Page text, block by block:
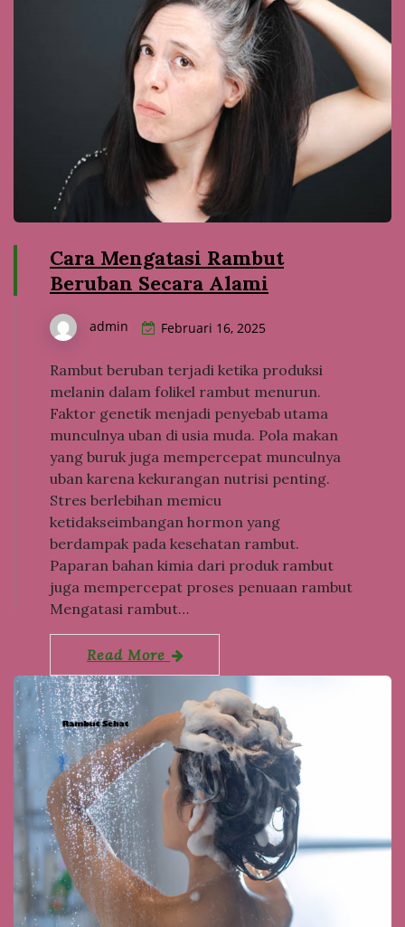
Cara Mengatasi Rambut
Beruban Secara Alami
admin Februari 16, 2025
Rambut beruban terjadi ketika produksi
melanin dalam folikel rambut menurun.
Faktor genetik menjadi penyebab utama
munculnya uban di usia muda. Pola makan
yang buruk juga mempercepat munculnya
uban karena kekurangan nutrisi penting.
Stres berlebihan memicu
ketidakseimbangan hormon yang
berdampak pada kesehatan rambut.
Paparan bahan kimia dari produk rambut
juga mempercepat proses penuaan rambut
Mengatasi rambut…
Read More